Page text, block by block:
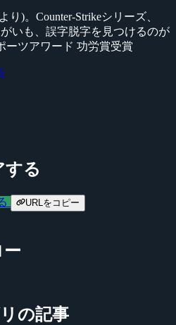
り)。Counter-Strikeシリーズ、
いも、誤字脱字を見つけるのが
ーツアワード 功労賞受賞
する
URLをコピー
の記事